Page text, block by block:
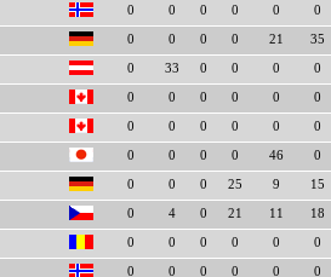
0 0 0 0 0 0
0 0 0 0 21 35
0 33 0 0 0 0
0 0 0 0 0 0
0 0 0 0 0 0
0 0 0 0 46 0
0 0 0 25 9 15
0 4 0 21 11 18
0 0 0 0 0 0
0 0 0 0 0 0